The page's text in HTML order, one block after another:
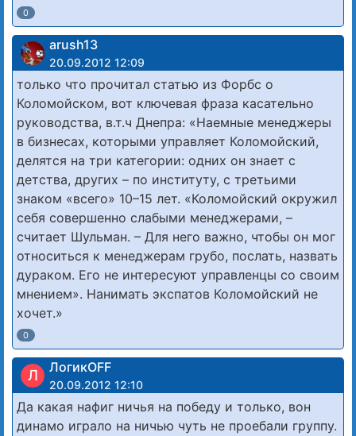
0
arush13
20.09.2012 12:09
только что прочитал статью из Форбс о
Коломойском, вот ключевая фраза касательно
руководства, в.т.ч Днепра: «Наемные менеджеры
в бизнесах, которыми управляет Коломойский,
делятся на три категории: одних он знает с
детства, других – по институту, с третьими
знаком «всего» 10–15 лет. «Коломойский окружил
себя совершенно слабыми менеджерами, –
считает Шульман. – Для него важно, чтобы он мог
относиться к менеджерам грубо, послать, назвать
дураком. Его не интересуют управленцы со своим
мнением». Нанимать экспатов Коломойский не
хочет.»
0
Л ЛогикOFF
20.09.2012 12:10
Да какая нафиг ничья на победу и только, вон
динамо играло на ничью чуть не проебали группу.